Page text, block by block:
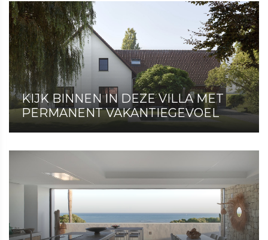
KIJK BINNEN IN DEZE VILLA MET
PERMANENT VAKANTIEGEVOEL